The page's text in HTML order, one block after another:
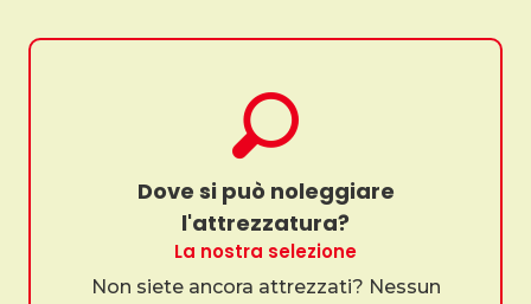
Dove si può noleggiare
l'attrezzatura?
La nostra selezione
Non siete ancora attrezzati? Nessun